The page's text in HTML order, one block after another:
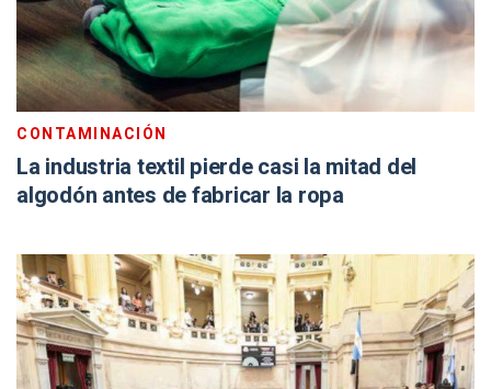
CONTAMINACIÓN
La industria textil pierde casi la mitad del
algodón antes de fabricar la ropa